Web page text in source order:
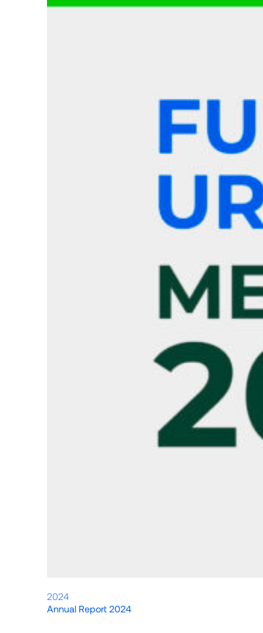
2024
Annual Report 2024